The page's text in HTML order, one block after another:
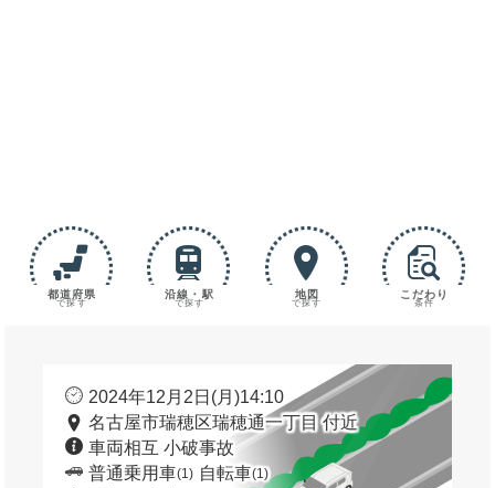
都道府県
で探す
沿線・駅
で探す
地図
で探す
こだわり
条件
2024年12月2日(月)14:10
名古屋市瑞穂区瑞穂通一丁目 付近
車両相互 小破事故
普通乗用車(1) 自転車(1)